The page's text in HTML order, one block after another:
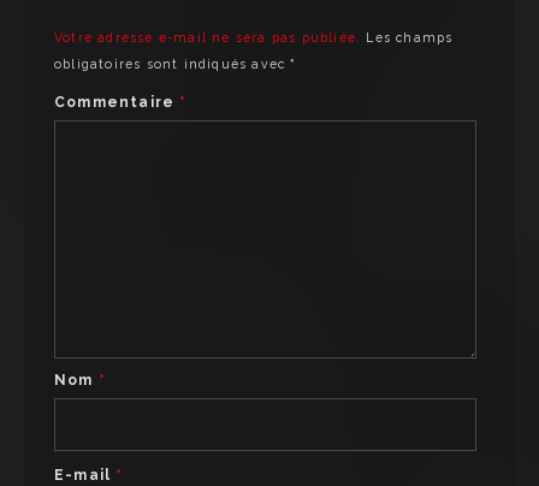
Votre adresse e-mail ne sera pas publiée.
Les champs
obligatoires sont indiqués avec*
Commentaire *
Nom *
E-mail *